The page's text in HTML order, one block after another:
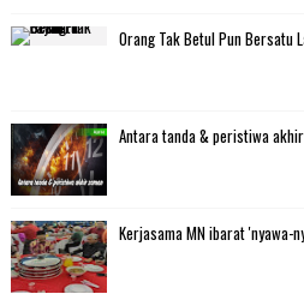
Orang Tak Betul Pun Bersatu
Antara tanda & peristiwa
Kerjasama MN ibarat 'nyawa-